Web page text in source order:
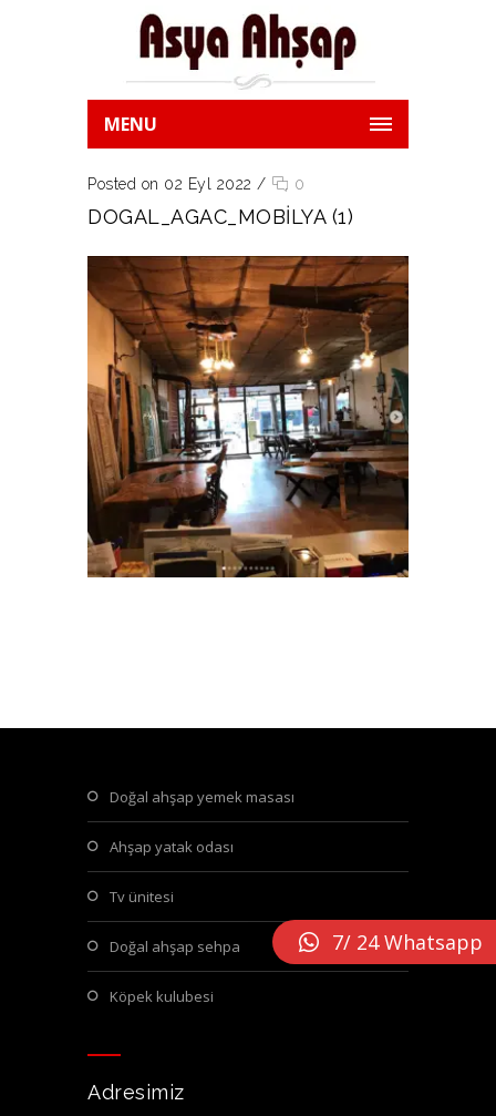
MENU
Posted on 02 Eyl 2022 / 0
DOGAL_AGAC_MOBILYA (1)
doğal ahşap yemek masası
ahşap yatak odası
tv ünitesi
doğal ahşap sehpa
köpek kulubesi
Adresimiz
7/ 24 Whatsapp